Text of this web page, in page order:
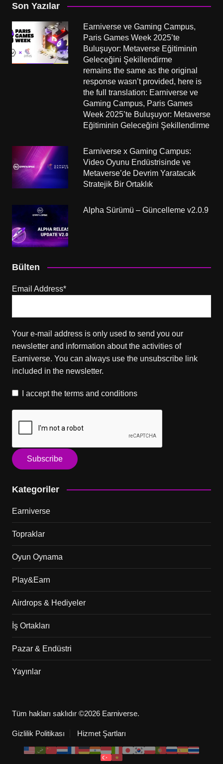
Son Yazılar
Earniverse ve Gaming Campus,
Paris Games Week 2025’te
Buluşuyor: Metaverse Eğitiminin
Geleceğini Şekillendirme
remains the same as the original
response wasn’t provided, here is
the full translation: Earniverse ve
Gaming Campus, Paris Games
Week 2025’te Buluşuyor: Metaverse
Eğitiminin Geleceğini Şekillendirme
Earniverse x Gaming Campus:
Video Oyunu Endüstrisinde ve
Metaverse’de Devrim Yaratacak
Stratejik Bir Ortaklık
Alpha Sürümü – Güncelleme v2.0.9
Bülten
Email Address*
Your e-mail address is only used to send you our
newsletter and information about the activities of
Earniverse. You can always use the unsubscribe link
included in the newsletter.
I accept the terms and conditions
Kategoriler
Earniverse
Topraklar
Oyun Oynama
Play&Earn
Airdrops & Hediyeler
İş Ortakları
Pazar & Endüstri
Yayınlar
Tüm hakları saklıdır ©2026 Earniverse.
Gizlilik Politikası Hizmet Şartları